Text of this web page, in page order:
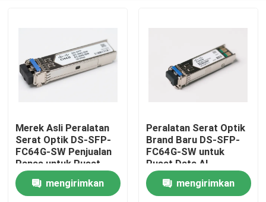
Produk
Tentang kami
Merek Asli Peralatan
Serat Optik DS-SFP-
FC64G-SW Penjualan
Panas untuk Pusat
Data AI
mengirimkan
Peralatan Serat Optik
Brand Baru DS-SFP-
FC64G-SW untuk
Pusat Data AI
mengirimkan